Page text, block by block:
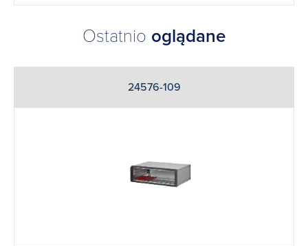
Ostatnio oglądane
24576-109